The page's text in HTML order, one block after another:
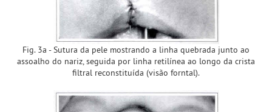
Fig. 3a - Sutura da pele mostrando a linha quebrada junto ao
assoalho do nariz, seguida por linha retilínea ao longo da crista
filtral reconstituída (visão forntal).